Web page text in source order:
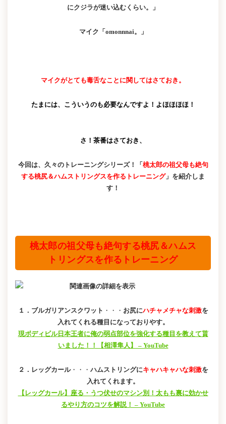
にクジラが迷い込むくらい。」
マイク「omonnnai。」
マイクがとても毒舌なことに関してはさておき。
たまには、こういうのも必要なんですよ！よほほほほ！
さ！茶番はさておき、
今回は、久々のトレーニングシリーズ！「 桃太郎の祖父母も絶句
する桃尻＆ハムストリングスを作るトレーニング」を紹介しま
す！
桃太郎の祖父母も絶句する桃尻＆ハムス
トリングスを作るトレーニング
１．ブルガリアンスクワット ・・・ お尻にハチャメチャな刺激を
入れてくれる種目になっておりやす。
現ボディビル日本王者に俺の弱点部位を強化する種目を教えて貰
いました！！【相澤隼人】 – YouTube
２．レッグカール・・・ ハムストリングにキャハキャハな刺激を
入れてくれます。
【レッグカール】座る・うつ伏せのマシン別！太もも裏に効かせ
るやり方のコツを解説！ – YouTube